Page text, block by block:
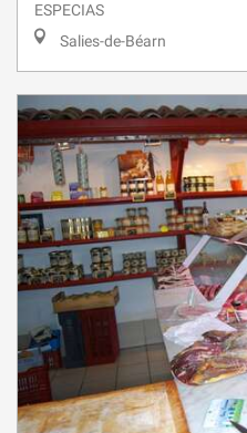
ESPECIAS
Salies-de-Béarn